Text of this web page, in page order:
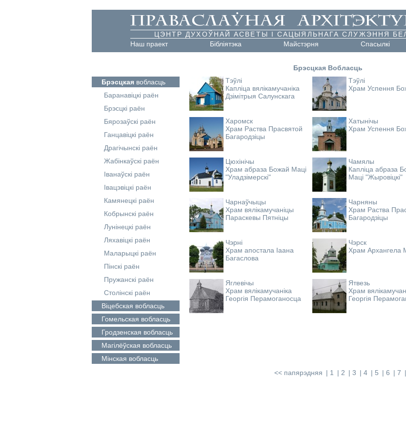
ЦЭНТР ДУХОЎНАЙ АСВЕТЫ І САЦЫЯЛЬНАГА СЛУЖЭННЯ
Наш праект
Бібліятэка Майстэрня Cпасылкі
Брэсцкая Вобласць
Брэсцкаявобласць
Баранавіцкі раён
Брэсцкі раён
Бярозаўскі раён
Ганцавіцкі раён
Драгічынскі раён
Жабінкаўскі раён
Іванаўскі раён
Івацэвіцкі раён
Камянецкі раён
Кобрынскі раён
Лунінецкі раён
Ляхавіцкі раён
Маларыцкі раён
Пінскі раён
Пружанскі раён
Столінскі раён
Віцебская вобласць
Гомельская вобласць
Гродзенская вобласць
Магілёўская вобласць
Мінская вобласць
Тэўлі
Капліца вялікамучаніка
Дзімітрыя Салунскага
Тэўлі
Храм Успення
Харомск
Храм Раства Прасвятой
Багародзіцы
Хатынічы
Храм Успення
Цюхінічы
Храм абраза Божай Маці
"Уладзімерскі"
Чамялы
Капліца абраза
Маці "Жыровіцкі"
Чарнаўчыцы
Храм вялікамучаніцы
Параскевы Пятніцы
Чарняны
Храм Раства
Багародзіцы
Чэрні
Храм апостала Іаана
Багаслова
Чэрск
Храм Архангела
Яглевічы
Храм вялікамучаніка
Георгія Перамоганосца
Ятвезь
Храм
Георгія
<< папярэдняя 1 2 3 4 5 6 7